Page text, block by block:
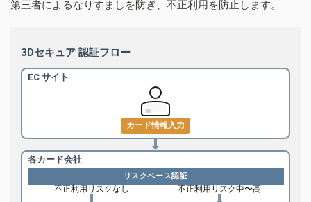
第三者によるなりすましを防ぎ、不正利用を防止します。
3Dセキュア 認証フロー
EC サイト
カード情報入力
各カード会社
リスクベース認証
不正利用リスクなし 不正利用リスク中〜高